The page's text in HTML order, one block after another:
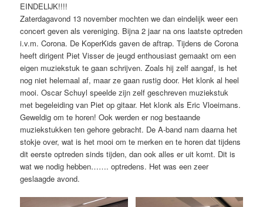
EINDELIJK!!!!
Zaterdagavond 13 november mochten we dan eindelijk weer een
concert geven als vereniging. Bijna 2 jaar na ons laatste optreden
i.v.m. Corona. De KoperKids gaven de aftrap. Tijdens de Corona
heeft dirigent Piet Visser de jeugd enthousiast gemaakt om een
eigen muziekstuk te gaan schrijven. Zoals hij zelf aangaf, is het
nog niet helemaal af, maar ze gaan rustig door. Het klonk al heel
mooi. Oscar Schuyl speelde zijn zelf geschreven muziekstuk
met begeleiding van Piet op gitaar. Het klonk als Eric Vloeimans.
Geweldig om te horen! Ook werden er nog bestaande
muziekstukken ten gehore gebracht. De A-band nam daarna het
stokje over, wat is het mooi om te merken en te horen dat tijdens
dit eerste optreden sinds tijden, dan ook alles er uit komt. Dit is
wat we nodig hebben……. optredens. Het was een zeer
geslaagde avond.